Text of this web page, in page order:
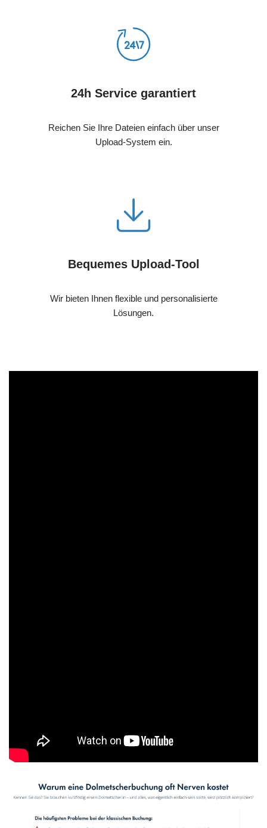
24h Service garantiert
Reichen Sie Ihre Dateien einfach über unser
Upload-System ein.
Bequemes Upload-Tool
Wir bieten Ihnen flexible und personalisierte
Lösungen.